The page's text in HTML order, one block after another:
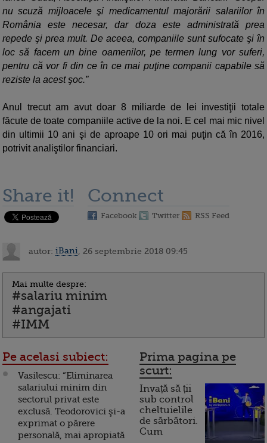
nu scuză mijloacele şi medicamentul majorării salariilor în
România este necesar, dar doza este administrată prea
repede şi prea mult. De aceea, companiile sunt sufocate şi în
loc să facem un bine oamenilor, pe termen lung vor suferi,
pentru că vor fi din ce în ce mai puţine companii capabile să
reziste la acest şoc.”
Anul trecut am avut doar 8 miliarde de lei investiţii totale
făcute de toate companiile active de la noi. E cel mai mic nivel
din ultimii 10 ani şi de aproape 10 ori mai puţin că în 2016,
potrivit analiştilor financiari.
Share it! Connect
Facebook Twitter RSS Feed
autor: iBani , 26 septembrie 2018 09:45
Mai multe despre:
#salariu minim
#angajati
#IMM
Pe acelasi subiect:
Vasilescu: “Eliminarea
salariului minim din
sectorul privat este
exclusă. Teodorovici şi-a
exprimat o părere
personală, mai apropiată
Prima pagina pe
scurt:
Invață să ții
sub control
cheltuielile
de sărbători.
Cum